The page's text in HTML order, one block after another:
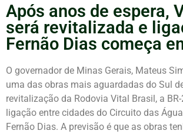
Após anos de espera,
será revitalizada e
Fernão Dias começa
O governador de Minas Gerais, Mateus
uma das obras mais aguardadas do Sul
revitalização da Rodovia Vital Brasil, a
ligação entre cidades do Circuito das
Fernão Dias. A previsão é que as obras